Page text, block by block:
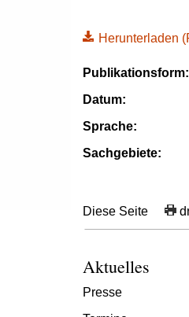
Herunterladen
Publikationsform:
Datum:
Sprache:
Sachgebiete:
Diese Seite
Aktuelles
Presse